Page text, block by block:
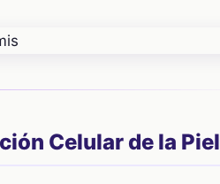
Celular de la Piel